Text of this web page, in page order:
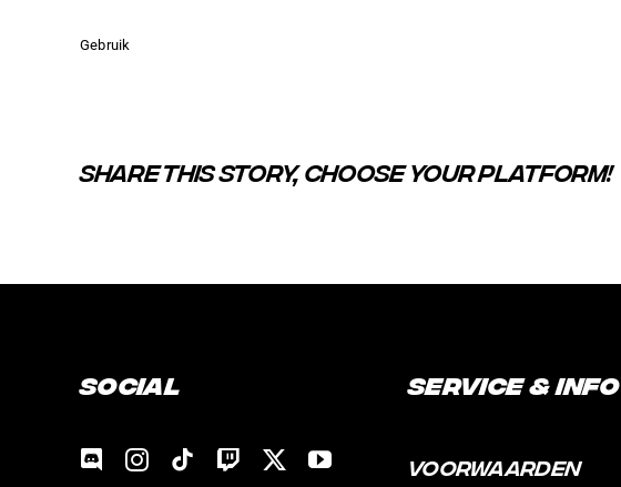
Gebruik
SHARE THIS STORY, CHOOSE YOUR PLATFORM!
Social Service & Info
VOORWAARDEN